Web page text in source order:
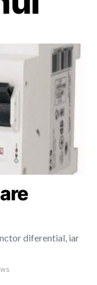
diferential, iar